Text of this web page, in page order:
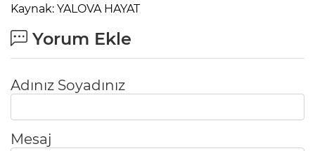
Kaynak: YALOVA HAYAT
Yorum Ekle
Adınız Soyadınız
Mesaj